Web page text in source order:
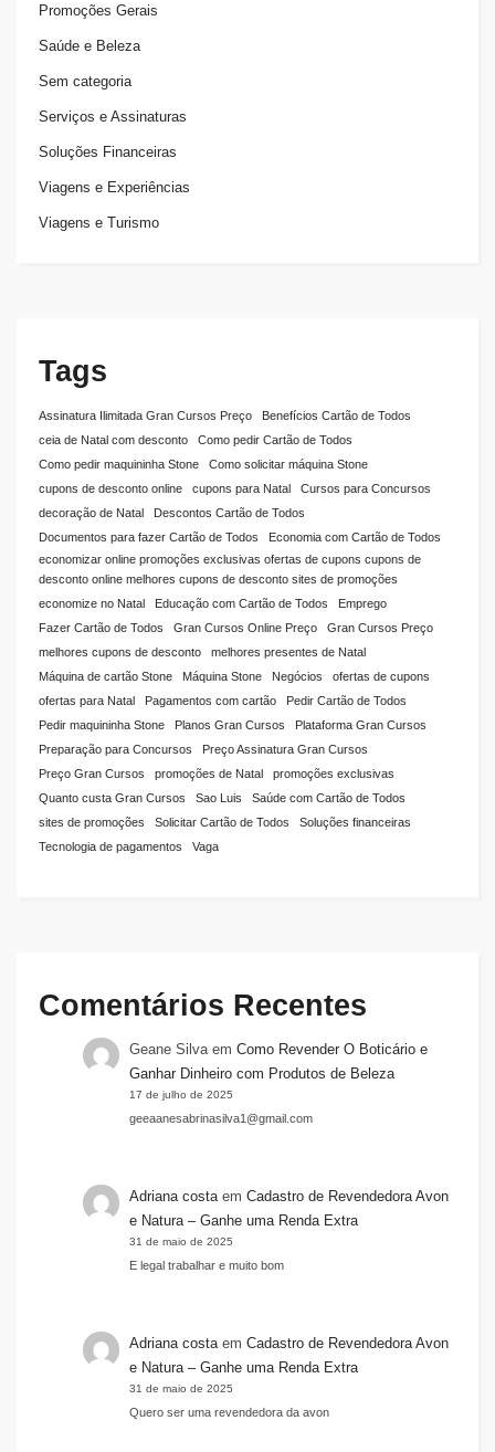
Promoções Gerais
Saúde e Beleza
Sem categoria
Serviços e Assinaturas
Soluções Financeiras
Viagens e Experiências
Viagens e Turismo
Tags
Assinatura Ilimitada Gran Cursos Preço
Benefícios Cartão de Todos
ceia de Natal com desconto
Como pedir Cartão de Todos
Como pedir maquininha Stone
Como solicitar máquina Stone
cupons de desconto online
cupons para Natal
Cursos para Concursos
decoração de Natal
Descontos Cartão de Todos
Documentos para fazer Cartão de Todos
Economia com Cartão de Todos
economizar online promoções exclusivas ofertas de cupons cupons de
desconto online melhores cupons de desconto sites de promoções
economize no Natal
Educação com Cartão de Todos
Emprego
Fazer Cartão de Todos
Gran Cursos Online Preço
Gran Cursos Preço
melhores cupons de desconto
melhores presentes de Natal
Máquina de cartão Stone
Máquina Stone Negócios
ofertas de cupons
ofertas para Natal
Pagamentos com cartão
Pedir Cartão de Todos
Pedir maquininha Stone
Planos Gran Cursos
Plataforma Gran Cursos
Preparação para Concursos
Preço Assinatura Gran Cursos
Preço Gran Cursos
promoções de Natal
promoções exclusivas
Quanto custa Gran Cursos
Sao Luis
Saúde com Cartão de Todos
sites de promoções
Solicitar Cartão de Todos
Soluções financeiras
Tecnologia de pagamentos
Vaga
Comentários Recentes
Geane Silva emComo Revender O Boticário e
Ganhar Dinheiro com Produtos de Beleza
17 de julho de 2025
geeaanesabrinasilva1@gmail.com
Adriana costaemCadastro de Revendedora Avon
e Natura – Ganhe uma Renda Extra
31 de maio de 2025
E legal trabalhar e muito bom
Adriana costaemCadastro de Revendedora Avon
e Natura – Ganhe uma Renda Extra
31 de maio de 2025
Quero ser uma revendedora da avon